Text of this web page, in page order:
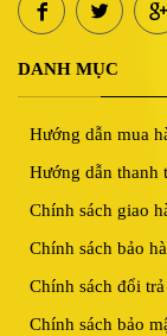
DANH MỤC
Hướng dẫn mua
Hướng dẫn thanh
Chính sách giao
Chính sách bảo
Chính sách đổi
Chính sách bảo